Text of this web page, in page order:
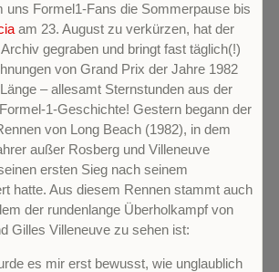
uns Formel1-Fans die Sommerpause bis
am 23. August zu verkürzen, hat der
gegraben und bringt fast täglich(!)
von Grand Prix der Jahre 1982
– allesamt Sternstunden aus der
1-Geschichte! Gestern begann der
von Long Beach (1982), in dem
außer Rosberg und Villeneuve
ersten Sieg nach seinem
hatte. Aus diesem Rennen stammt auch
der rundenlange Überholkampf von
Gilles Villeneuve zu sehen ist:
es mir erst bewusst, wie unglaublich